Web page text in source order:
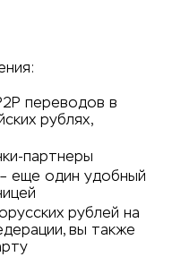
переводов в
рублях,
партнеры
еще один удобный
рублей на
вы также